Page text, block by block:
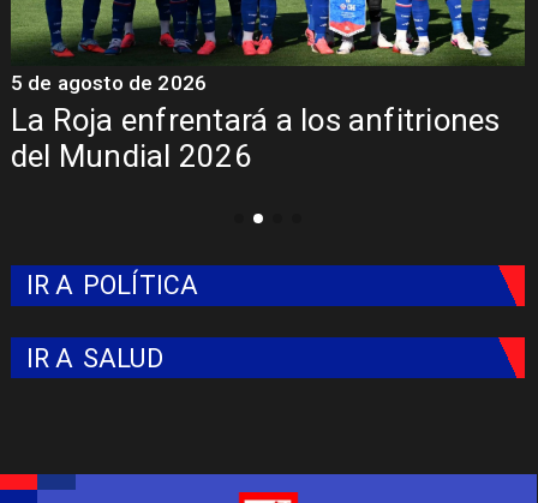
La Roja enfrentará a los anfitriones
del Mundial 2026
5 de agosto de 2026
IR A POLÍTICA
IR A SALUD